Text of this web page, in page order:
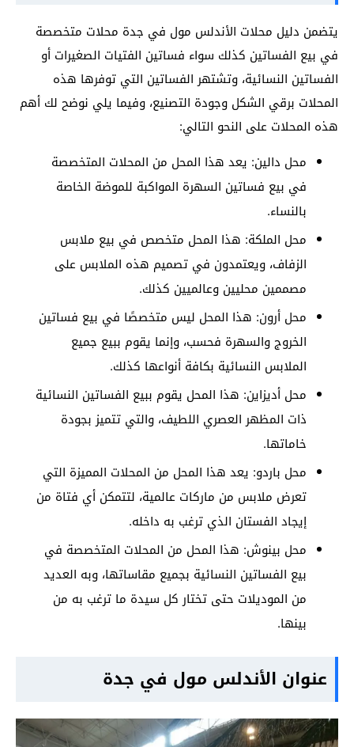
يتضمن دليل محلات الأندلس مول في جدة محلات متخصصة
في بيع الفساتين كذلك سواء فساتين الفتيات الصغيرات أو
الفساتين النسائية، وتشتهر الفساتين التي توفرها هذه
المحلات برقي الشكل وجودة التصنيع، وفيما يلي نوضح لك أهم
هذه المحلات على النحو التالي:
محل دالين: يعد هذا المحل من المحلات المتخصصة
في بيع فساتين السهرة المواكبة للموضة الخاصة
بالنساء.
محل الملكة: هذا المحل متخصص في بيع ملابس
الزفاف، ويعتمدون في تصميم هذه الملابس على
مصممين محليين وعالميين كذلك.
محل أرون: هذا المحل ليس متخصصًا في بيع فساتين
الخروج والسهرة فحسب، وإنما يقوم ببيع جميع
الملابس النسائية بكافة أنواعها كذلك.
محل أديزاين: هذا المحل يقوم ببيع الفساتين النسائية
ذات المظهر العصري اللطيف، والتي تتميز بجودة
خاماتها.
محل باردو: يعد هذا المحل من المحلات المميزة التي
تعرض ملابس من ماركات عالمية، لتتمكن أي فتاة من
إيجاد الفستان الذي ترغب به داخله.
محل بينوش: هذا المحل من المحلات المتخصصة في
بيع الفساتين النسائية بجميع مقاساتها، وبه العديد
من الموديلات حتى تختار كل سيدة ما ترغب به من
بينها.
عنوان الأندلس مول في جدة